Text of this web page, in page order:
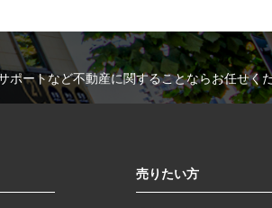
ポートなど不動産に関することならお任せく
売りたい方